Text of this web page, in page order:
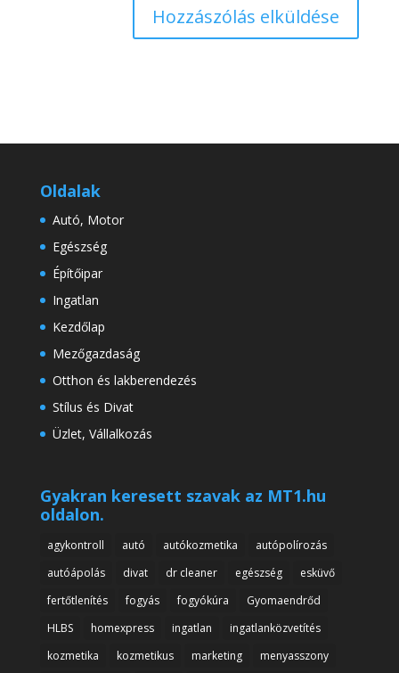
Oldalak
Autó, Motor
Egészség
Építőipar
Ingatlan
Kezdőlap
Mezőgazdaság
Otthon és lakberendezés
Stílus és Divat
Üzlet, Vállalkozás
Gyakran keresett szavak az MT1.hu
oldalon.
agykontroll autó autókozmetika
autópolírozás
autóápolás
divat dr cleaner egészség
esküvő
fertőtlenítés
fogyás fogyókúra
Gyomaendrőd
HLBS
homexpress ingatlan
ingatlanközvetítés
kozmetika
kozmetikus marketing
menyasszony